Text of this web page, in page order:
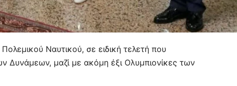
Ναυτικού, σε ειδική τελετή που
Δυνάμεων, μαζί με ακόμη έξι Ολυμπιονίκες των